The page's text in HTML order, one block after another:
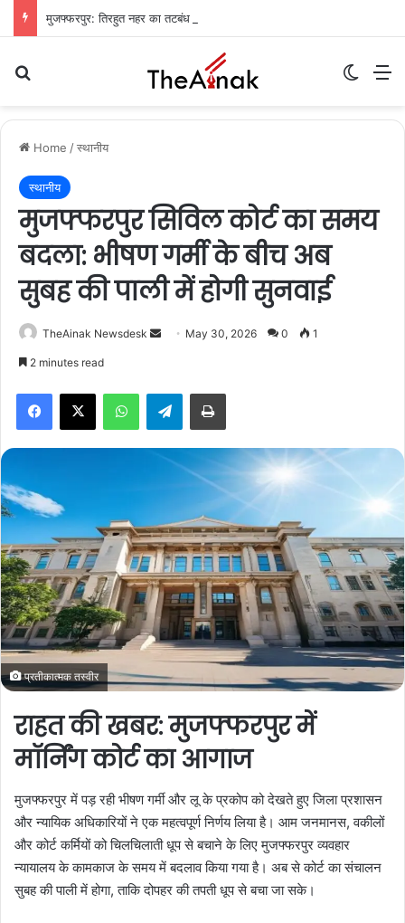
Home /स्थानीय
स्थानीय
मुजफ्फरपुर सिविल कोर्ट का समय
बदला: भीषण गर्मी के बीच अब
सुबह की पाली में होगी सुनवाई
TheAinak Newsdesk
a
i
l
May 30, 2026 0 1
2 minutes read
Telegram
प्रतीकात्मक तस्वीर
राहत की खबर: मुजफ्फरपुर में
मॉर्निंग कोर्ट का आगाज
मुजफ्फरपुर में पड़ रही भीषण गर्मी और लू के प्रकोप को देखते हुए जिला प्रशासन
और न्यायिक अधिकारियों ने एक महत्वपूर्ण निर्णय लिया है। आम जनमानस, वकीलों
और कोर्ट कर्मियों को चिलचिलाती धूप से बचाने के लिए मुजफ्फरपुर व्यवहार
न्यायालय के कामकाज के समय में बदलाव किया गया है। अब से कोर्ट का संचालन
सुबह की पाली में होगा, ताकि दोपहर की तपती धूप से बचा जा सके।